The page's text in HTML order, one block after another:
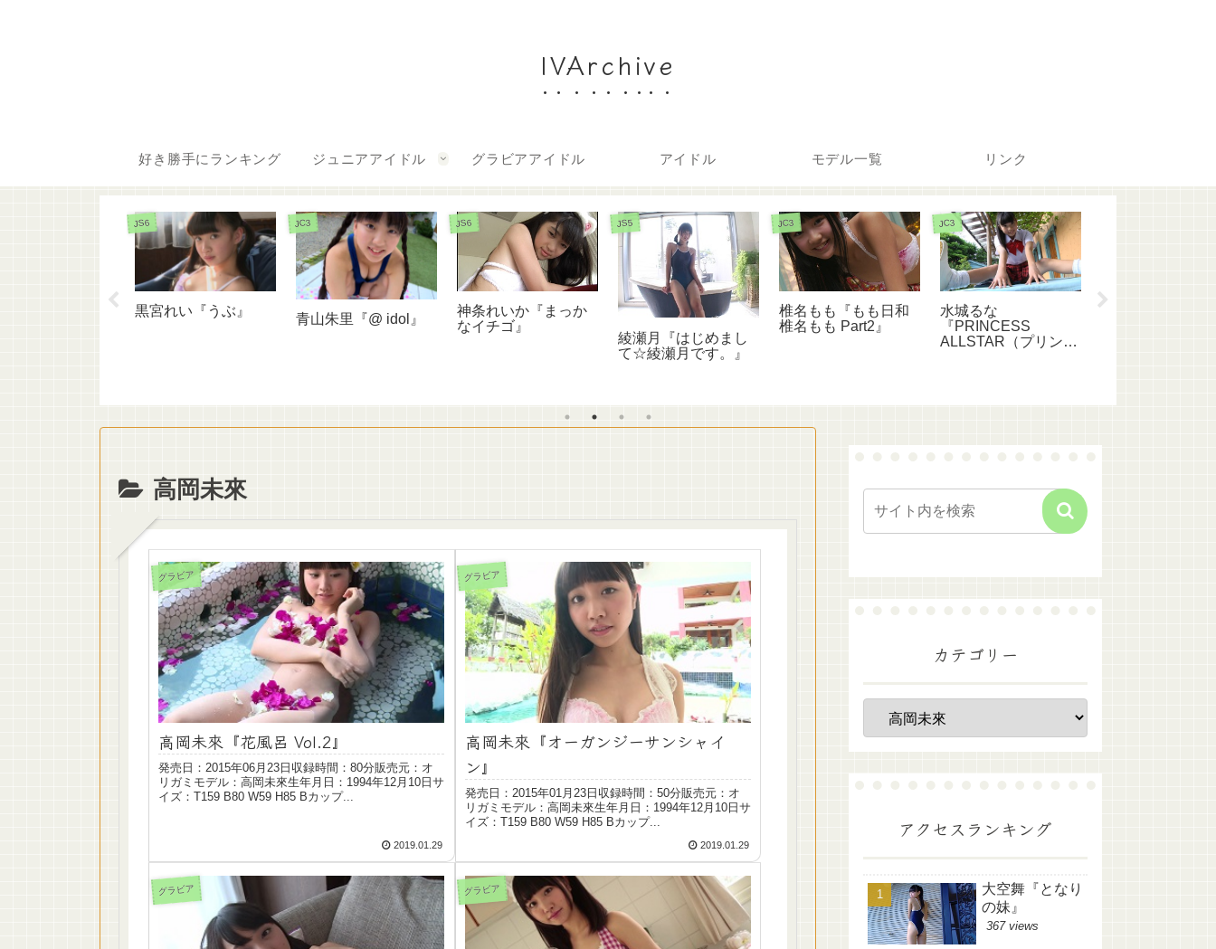
IVArchive
好き勝手にランキング ジュニアアイドル グラビアアイドル アイドル モデル一覧 リンク
JS6
黒宮れい『うぶ』
JC3
青山朱里『@ idol』
JS6
神条れいか『まっか
なイチゴ』
JS5
綾瀬月『はじめまし
て☆綾瀬月です。』
JC3
椎名もも『もも日和
椎名もも Part2』
JC3
水城るな
『PRINCESS
ALLSTAR（プリンセ
桜木ひな『同級
高岡未來
グラビア
高岡未來『花風呂 Vol.2』
発売日：2015年06月23日収録時間：80分販売元：オ
リガミモデル：高岡未來生年月日：1994年12月10日サ
イズ：T159 B80 W59 H85 Bカップ...
2019.01.29
グラビア
高岡未來『オーガンジーサンシャイ
ン』
発売日：2015年01月23日収録時間：50分販売元：オ
リガミモデル：高岡未來生年月日：1994年12月10日サ
イズ：T159 B80 W59 H85 Bカップ...
2019.01.29
グラビア グラビア
カテゴリー
アクセスランキング
大空舞『となり
の妹』
367 views